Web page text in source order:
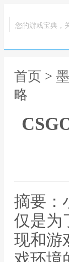
您的游戏宝典，
首页 >
略
摘要：
仅是为
现和游